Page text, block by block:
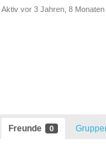
Aktiv vor 3 Jahren, 8 Monaten
Freunde 0